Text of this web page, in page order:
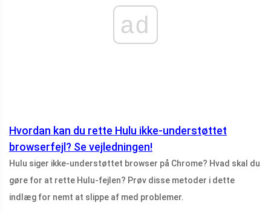
ad
Hvordan kan du rette Hulu ikke-understøttet
browserfejl? Se vejledningen!
Hulu siger ikke-understøttet browser på Chrome? Hvad skal du
gøre for at rette Hulu-fejlen? Prøv disse metoder i dette
indlæg for nemt at slippe af med problemer.